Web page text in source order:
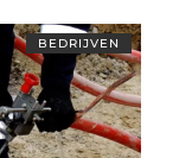
BEDRIJVEN